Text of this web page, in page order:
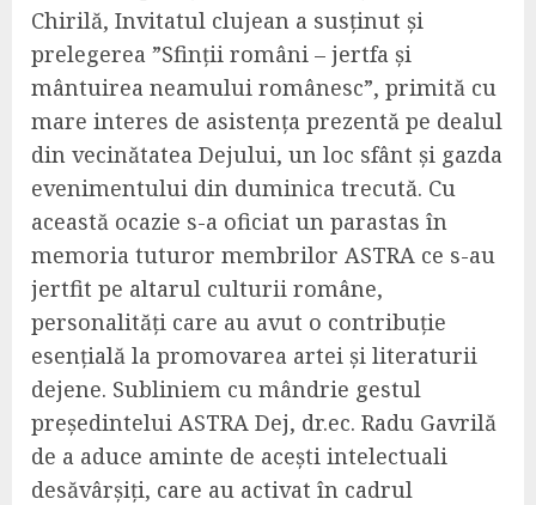
Chirilă, Invitatul clujean a susținut și
prelegerea ”Sfinții români – jertfa și
mântuirea neamului românesc”, primită cu
mare interes de asistența prezentă pe dealul
din vecinătatea Dejului, un loc sfânt și gazda
evenimentului din duminica trecută. Cu
această ocazie s-a oficiat un parastas în
memoria tuturor membrilor ASTRA ce s-au
jertfit pe altarul culturii române,
personalități care au avut o contribuție
esențială la promovarea artei și literaturii
dejene. Subliniem cu mândrie gestul
președintelui ASTRA Dej, dr.ec. Radu Gavrilă
de a aduce aminte de acești intelectuali
desăvârșiți, care au activat în cadrul